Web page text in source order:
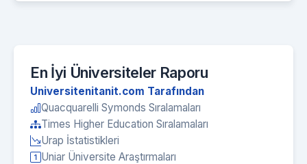
En İyi Üniversiteler Raporu
Universitenitanit.com Tarafından
Quacquarelli Symonds Sıralamaları
Times Higher Education Sıralamaları
Urap İstatistikleri
Uniar Üniversite Araştırmaları